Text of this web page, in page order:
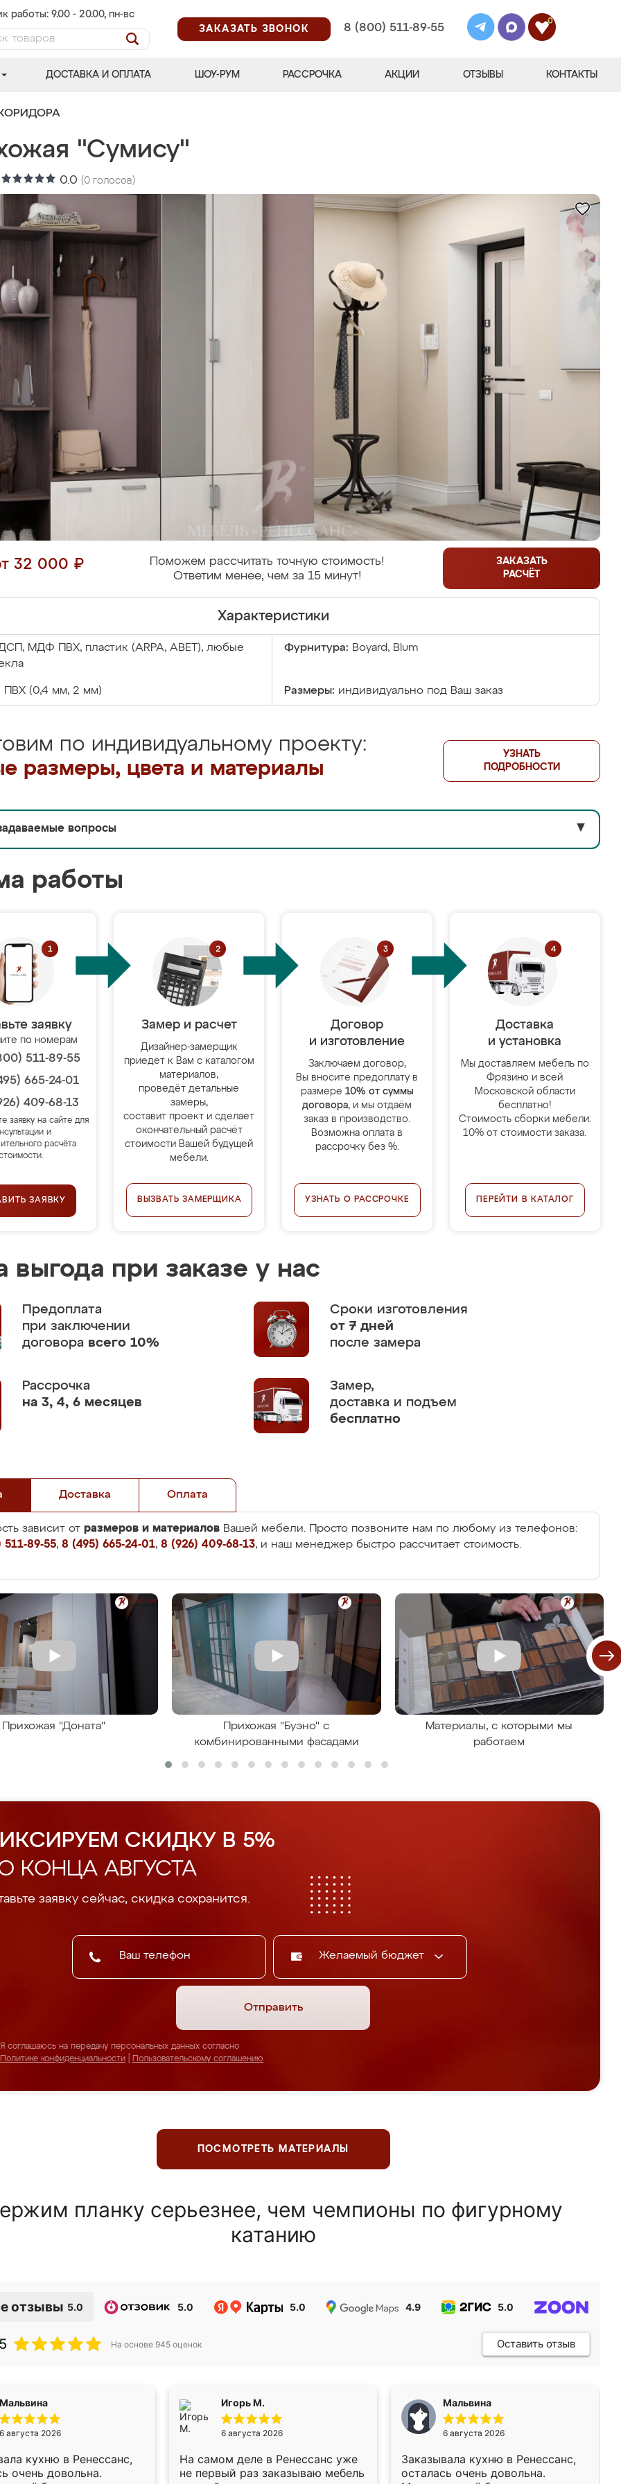
работы: 9.00 - 20.00, пн-вс
ЗАКАЗАТЬ ЗВОНОК
8 (800) 511-89-55
0
ДОСТАВКА И ОПЛАТА ШОУ-РУМ РАССРОЧКА АКЦИИ ОТЗЫВЫ КОНТАКТЫ
"Сумису"
0.0 (0 голосов)
32 000 ₽
Поможем рассчитать точную стоимость!
Ответим менее, чем за 15 минут!
ЗАКАЗАТЬ
РАСЧЁТ
Характеристики
МДФ ПВХ, пластик (ARPA, ABET), любые
Фурнитура: Boyard, Blum
ПВХ (0,4 мм, 2 мм) Размеры: индивидуально под Ваш заказ
по индивидуальному проекту:
размеры, цвета и материалы
УЗНАТЬ
ПОДРОБНОСТИ
вопросы ▼
работы
заявку
по номерам
511-89-55
665-24-01
409-68-13
заявку на сайте для
и
расчёта
ЗАЯВКУ
Замер и расчет
Дизайнер-замерщик
приедет к Вам с каталогом
материалов,
проведёт детальные
замеры,
составит проект и сделает
окончательный расчёт
стоимости Вашей будущей
мебели.
ВЫЗВАТЬ ЗАМЕРЩИКА
Договор
и изготовление
Заключаем договор,
Вы вносите предоплату в
размере 10% от суммы
договора, и мы отдаём
заказ в производство.
Возможна оплата в
рассрочку без %.
УЗНАТЬ О РАССРОЧКЕ
Доставка
и установка
Мы доставляем мебель по
Фрязино и всей
Московской области
бесплатно!
Стоимость сборки мебели:
10% от стоимости заказа.
ПЕРЕЙТИ В КАТАЛОГ
выгода при заказе у нас
Предоплата
при заключении
договора всего 10%
Сроки изготовления
от 7 дней
после замера
Рассрочка
на 3, 4, 6 месяцев
Замер,
доставка и подъем
бесплатно
Доставка Оплата
зависит от размеров и материалов Вашей мебели. Просто позвоните нам по любому из телефонов:
89-55, 8 (495) 665-24-01, 8 (926) 409-68-13, и наш менеджер быстро рассчитает стоимость.
Прихожая "Доната"
Прихожая "Буэно" с
комбинированными фасадами
Материалы, с которыми мы
работаем
СКИДКУ В 5%
КОНЦА АВГУСТА
заявку сейчас, скидка сохранится.
Желаемый бюджет
Отправить
Я соглашаюсь на передачу персональных данных согласно
Политике конфиденциальности
Пользовательскому соглашению
ПОСМОТРЕТЬ МАТЕРИАЛЫ
планку серьезнее, чем чемпионы по фигурному
катанию
отзывы 5.0 5.0 5.0 4.9 5.0
На основе 945 оценок Оставить отзыв
Мальвина
6 августа 2026
кухню в Ренессанс,
очень довольна.
Игорь М.
6 августа 2026
На самом деле в Ренессанс уже
не первый раз заказываю мебель
Мальвина
6 августа 2026
Заказывала кухню в Ренессанс,
осталась очень довольна.